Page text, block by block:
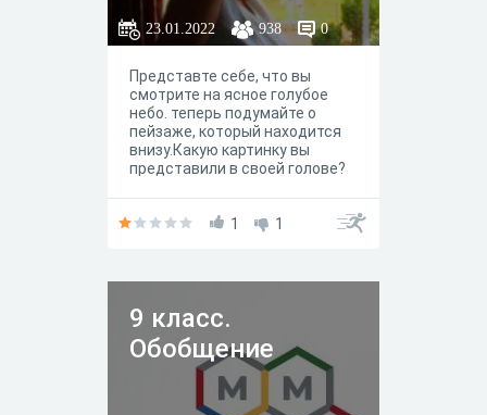
23.01.2022 938 0
Представте себе, что вы
смотрите на ясное голубое
небо. теперь подумайте о
пейзаже, который находится
внизу.Какую картинку вы
представили в своей голове?
1 1
9 класс.
Обобщение